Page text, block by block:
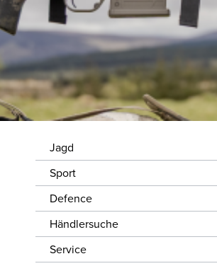
JOBS &
KARRIERE
KONTAKT
Jagd
Sport
Defence
Händlersuche
Service